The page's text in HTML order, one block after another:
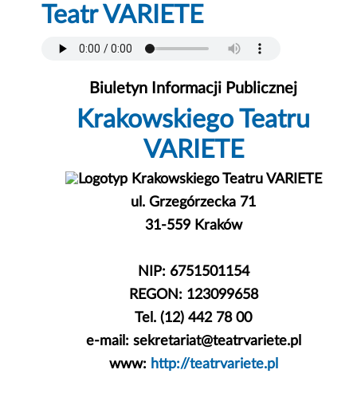
Teatr VARIETE
Biuletyn Informacji Publicznej
Krakowskiego Teatru
VARIETE
ul. Grzegórzecka 71
31-559 Kraków
NIP: 6751501154
REGON: 123099658
Tel. (12) 442 78 00
e-mail: sekretariat@teatrvariete.pl
www: http://teatrvariete.pl